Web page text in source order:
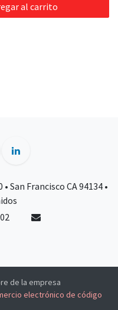
al carrito
San Francisco CA 94134 •
de la empresa
electrónico de código